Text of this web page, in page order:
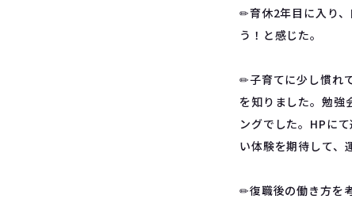
✏︎育休2年目に入り、
う！と感じた。
✏︎子育てに少し慣れ
を知りました。勉強
ングでした。HPに
い体験を期待して、
✏︎復職後の働き方を